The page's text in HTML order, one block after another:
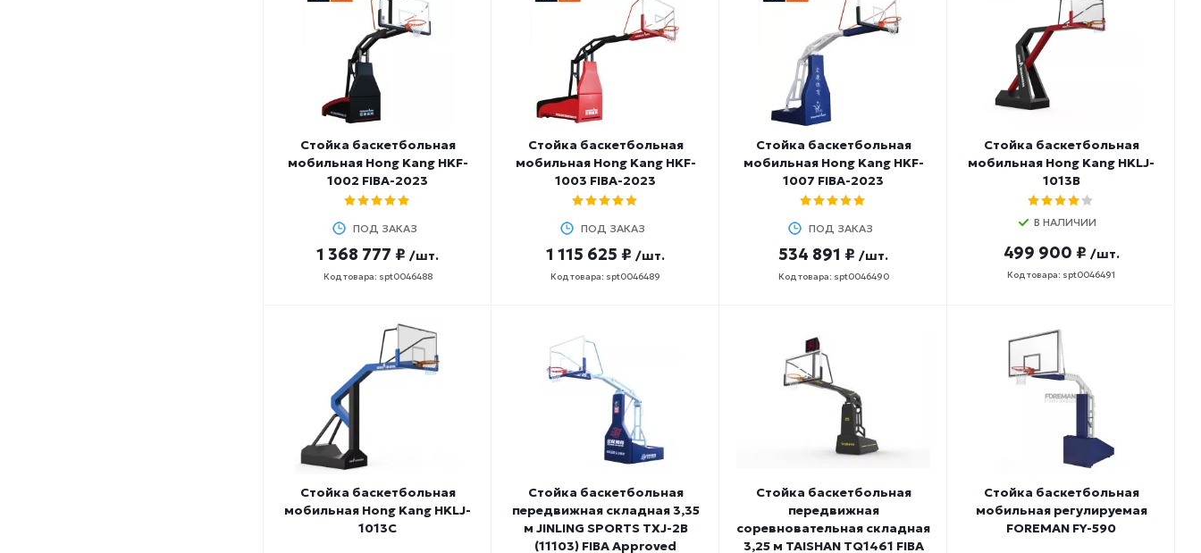
Стойка баскетбольная
мобильная Hong Kang HKF-
1002 FIBA-2023
ПОД ЗАКАЗ
1 368 777 ₽ /шт.
Код товара: spt0046488
Стойка баскетбольная
мобильная Hong Kang HKF-
1003 FIBA-2023
ПОД ЗАКАЗ
1 115 625 ₽ /шт.
Код товара: spt0046489
Стойка баскетбольная
мобильная Hong Kang HKF-
1007 FIBA-2023
ПОД ЗАКАЗ
534 891 ₽ /шт.
Код товара: spt0046490
Стойка баскетбольная
мобильная Hong Kang HKLJ-
1013B
В НАЛИЧИИ
499 900 ₽ /шт.
Код товара: spt0046491
Стойка баскетбольная
мобильная Hong Kang HKLJ-
1013C
Стойка баскетбольная
передвижная складная 3,35
м JINLING SPORTS TXJ-2B
(11103) FIBA Approved
Стойка баскетбольная
передвижная
соревновательная складная
3,25 м TAISHAN TQ1461 FIBA
Стойка баскетбольная
мобильная регулируемая
FOREMAN FY-590